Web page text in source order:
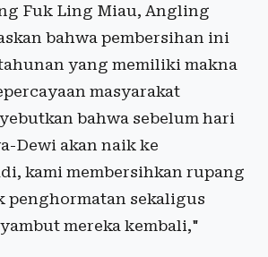
Fuk Ling Miau, Angling
bahwa pembersihan ini
yang memiliki makna
masyarakat
bahwa sebelum hari
Dewi akan naik ke
kami membersihkan rupang
penghormatan sekaligus
mereka kembali,"